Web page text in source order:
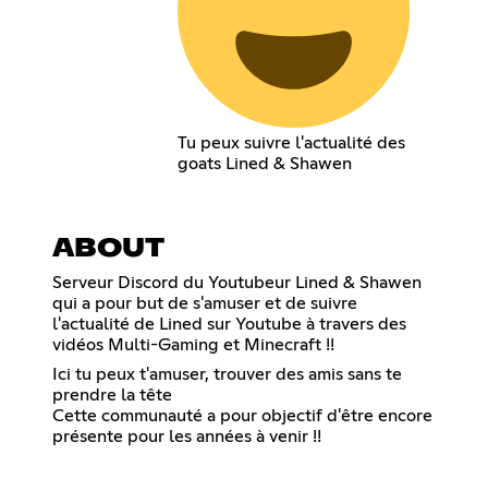
Tu peux suivre l'actualité des
goats Lined & Shawen
ABOUT
Serveur Discord du Youtubeur Lined & Shawen
qui a pour but de s'amuser et de suivre
l'actualité de Lined sur Youtube à travers des
vidéos Multi-Gaming et Minecraft !!
Ici tu peux t'amuser, trouver des amis sans te
prendre la tête
Cette communauté a pour objectif d'être encore
présente pour les années à venir !!